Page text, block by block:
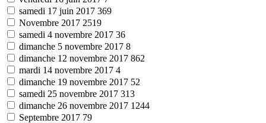
samedi 17 juin 2017 369
Novembre 2017 2519
samedi 4 novembre 2017 36
dimanche 5 novembre 2017 8
dimanche 12 novembre 2017 862
mardi 14 novembre 2017 4
dimanche 19 novembre 2017 52
samedi 25 novembre 2017 313
dimanche 26 novembre 2017 1244
Septembre 2017 79